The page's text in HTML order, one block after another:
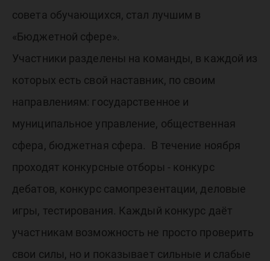
совета обучающихся, стал лучшим в
«Бюджетной сфере».
Участники разделены на команды, в каждой из
которых есть свой наставник, по своим
направлениям: государственное и
муниципальное управление, общественная
сфера, бюджетная сфера. В течение ноября
проходят конкурсные отборы - конкурс
дебатов, конкурс самопрезентации, деловые
игры, тестирования. Каждый конкурс даёт
участникам возможность не просто проверить
свои силы, но и показывает сильные и слабые